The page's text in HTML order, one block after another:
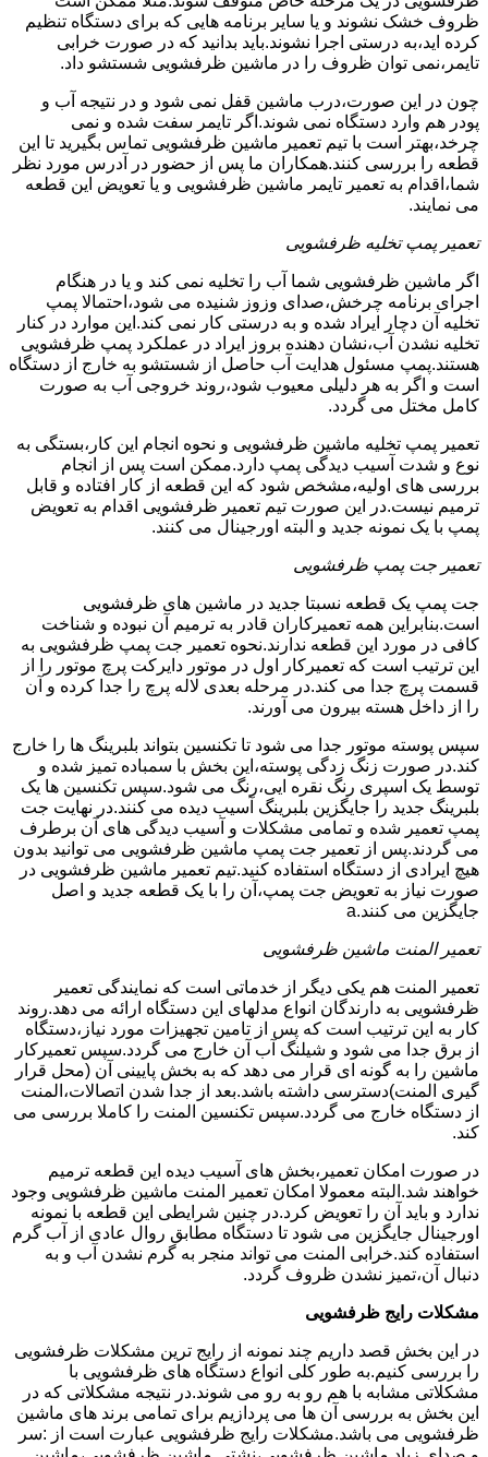
ظروف خشک نشوند و یا سایر برنامه هایی که برای دستگاه تنظیم
کرده اید،به درستی اجرا نشوند.باید بدانید که در صورت خرابی
تایمر،نمی توان ظروف را در ماشین ظرفشویی شستشو داد.
چون در این صورت،درب ماشین قفل نمی شود و در نتیجه آب و
پودر هم وارد دستگاه نمی شوند.اگر تایمر سفت شده و نمی
چرخد،بهتر است با تیم تعمیر ماشین ظرفشویی تماس بگیرید تا این
قطعه را بررسی کنند.همکاران ما پس از حضور در آدرس مورد نظر
شما،اقدام به تعمیر تایمر ماشین ظرفشویی و یا تعویض این قطعه
می نمایند.
تعمیر پمپ تخلیه ظرفشویی
اگر ماشین ظرفشویی شما آب را تخلیه نمی کند و یا در هنگام
اجرای برنامه چرخش،صدای وزوز شنیده می شود،احتمالا پمپ
تخلیه آن دچار ایراد شده و به درستی کار نمی کند.این موارد در کنار
تخلیه نشدن آب،نشان دهنده بروز ایراد در عملکرد پمپ ظرفشویی
هستند.پمپ مسئول هدایت آب حاصل از شستشو به خارج از دستگاه
است و اگر به هر دلیلی معیوب شود،روند خروجی آب به صورت
کامل مختل می گردد.
تعمیر پمپ تخلیه ماشین ظرفشویی و نحوه انجام این کار،بستگی به
نوع و شدت آسیب دیدگی پمپ دارد.ممکن است پس از انجام
بررسی های اولیه،مشخص شود که این قطعه از کار افتاده و قابل
ترمیم نیست.در این صورت تیم تعمیر ظرفشویی اقدام به تعویض
پمپ با یک نمونه جدید و البته اورجینال می کنند.
تعمیر جت پمپ ظرفشویی
جت پمپ یک قطعه نسبتا جدید در ماشین های ظرفشویی
است.بنابراین همه تعمیرکاران قادر به ترمیم آن نبوده و شناخت
کافی در مورد این قطعه ندارند.نحوه تعمیر جت پمپ ظرفشویی به
این ترتیب است که تعمیرکار اول در موتور دایرکت پرچ موتور را از
قسمت پرچ جدا می کند.در مرحله بعدی لاله پرچ را جدا کرده و آن
را از داخل هسته بیرون می آورند.
سپس پوسته موتور جدا می شود تا تکنسین بتواند بلبرینگ ها را خارج
کند.در صورت زنگ زدگی پوسته،این بخش با سمباده تمیز شده و
توسط یک اسپری رنگ نقره ایی،رنگ می شود.سپس تکنسین ها یک
بلبرینگ جدید را جایگزین بلبرینگ آسیب دیده می کنند.در نهایت جت
پمپ تعمیر شده و تمامی مشکلات و آسیب دیدگی های آن برطرف
می گردند.پس از تعمیر جت پمپ ماشین ظرفشویی می توانید بدون
هیچ ایرادی از دستگاه استفاده کنید.تیم تعمیر ماشین ظرفشویی در
صورت نیاز به تعویض جت پمپ،آن را با یک قطعه جدید و اصل
جایگزین می کنند.a
تعمیر المنت ماشین ظرفشویی
تعمیر المنت هم یکی دیگر از خدماتی است که نمایندگی تعمیر
ظرفشویی به دارندگان انواع مدلهای این دستگاه ارائه می دهد.روند
کار به این ترتیب است که پس از تامین تجهیزات مورد نیاز،دستگاه
از برق جدا می شود و شیلنگ آب آن خارج می گردد.سپس تعمیرکار
ماشین را به گونه ای قرار می دهد که به بخش پایینی آن (محل قرار
گیری المنت)دسترسی داشته باشد.بعد از جدا شدن اتصالات،المنت
از دستگاه خارج می گردد.سپس تکنسین المنت را کاملا بررسی می
کند.
در صورت امکان تعمیر،بخش های آسیب دیده این قطعه ترمیم
خواهند شد.البته معمولا امکان تعمیر المنت ماشین ظرفشویی وجود
ندارد و باید آن را تعویض کرد.در چنین شرایطی این قطعه با نمونه
اورجینال جایگزین می شود تا دستگاه مطابق روال عادی از آب گرم
استفاده کند.خرابی المنت می تواند منجر به گرم نشدن آب و به
دنبال آن،تمیز نشدن ظروف گردد.
مشکلات رایج ظرفشویی
در این بخش قصد داریم چند نمونه از رایج ترین مشکلات ظرفشویی
را بررسی کنیم.به طور کلی انواع دستگاه های ظرفشویی با
مشکلاتی مشابه با هم رو به رو می شوند.در نتیجه مشکلاتی که در
این بخش به بررسی آن ها می پردازیم برای تمامی برند های ماشین
ظرفشویی می باشد.مشکلات رایج ظرفشویی عبارت است از :سر